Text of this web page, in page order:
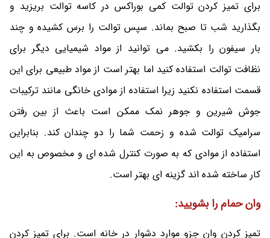
برای تمیز کردن توالت کمی بوراکس در کاسه توالت بریزید و
بگذارید شب تا صبح بماند. سپس توالت را برس کشیده و چند
بار سیفون را بکشید. می توانید از مواد شیمیایی دیگر برای
نظافت توالت استفاده کنید اما بهتر است از مواد طبیعی برای این
قسمت استفاده نکنید زیرا استفاده از موادی خانگی مانند ترکیبات
جوش شیرین و جوهر نمک ممکن است باعث از بین رفتن
سرامیک توالت شده و زحمت شما را دو چندان کند. بنابراین
استفاده از موادی که به صورت کنترل شده ای و مخصوص به این
کار ساخته شده اند گزینه ای بهتر است.
وان حمام را بشویید:
تمیز کردن وان جزو موارد دشوار در خانه است. برای تمیز کردن